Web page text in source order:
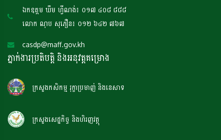
ឯកឧត្តម ឃឹម ហ្វីណង់៖ ០១៧ ៤០៨ ៨៨៨
លោក ណុប សុភឿន៖ ០១២ ៦៤២ ៧៦៧
casdp@maff.gov.kh
ភ្នាក់ងារប្រតិបត្តិ និងអនុវត្តគម្រោង
ក្រសួងកសិកម្ម រុក្ខាប្រមាញ់ និងនេសាទ
ក្រសួងសេដ្ឋកិច្ច និងហិរញវត្ថុ